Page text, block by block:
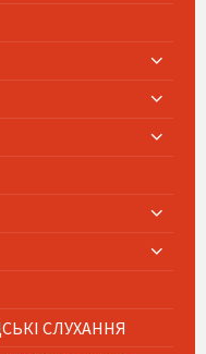
СЛУХАННЯ